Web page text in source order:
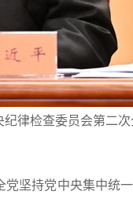
律检查委员会第二
坚持党中央集中统